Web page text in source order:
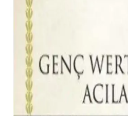
Şık tasarımı ve fonksiyonelliğiyle
çakmak, romantik anlarınızı özel
renkleriyle dikkat çeker, günlük ve
aksesuar.
Dets Doğal Masaj Yağı
Aromaterapi ile Rahatlama
Türkiye menşeli Dets doğal masaj
aromasıyla rahatlatıcı ve nemlendirici
yapışkanlık yapmaz ve cilt üzerinde